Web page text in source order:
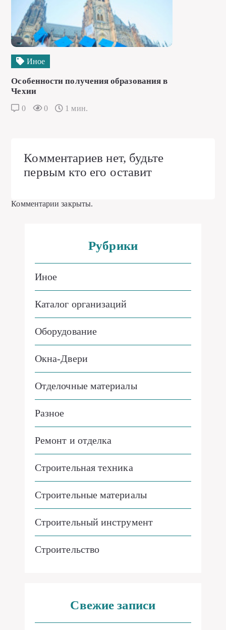
Иное
Особенности получения образования в
Чехии
0 0 1 мин.
Комментариев нет, будьте
первым кто его оставит
Комментарии закрыты.
Рубрики
Иное
Каталог организаций
Оборудование
Окна-Двери
Отделочные материалы
Разное
Ремонт и отделка
Строительная техника
Строительные материалы
Строительный инструмент
Строительство
Свежие записи